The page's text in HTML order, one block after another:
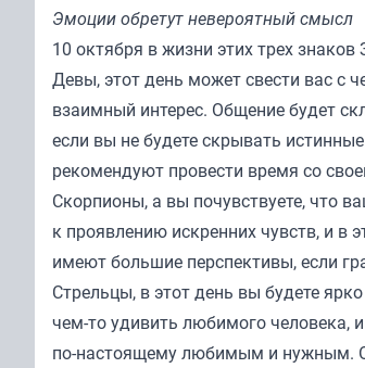
Эмоции обретут невероятный смысл
10 октября в жизни этих трех
Девы, этот день может свести вас с
взаимный интерес. Общение будет
если вы не будете скрывать
рекомендуют провести время со
Скорпионы, а вы почувствуете, что
к проявлению искренних чувств, и
имеют большие перспективы, если
Стрельцы, в этот день вы будете
чем-то удивить любимого человека,
по-настоящему любимым и нужным.